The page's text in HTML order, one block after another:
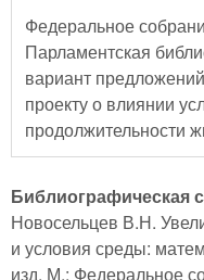
Федеральное
Парламентская
вариант
проекту о влиянии
продолжительности
Библиографическая
Новосельцев В.Н.
и условия среды:
изд. М.: Федеральное